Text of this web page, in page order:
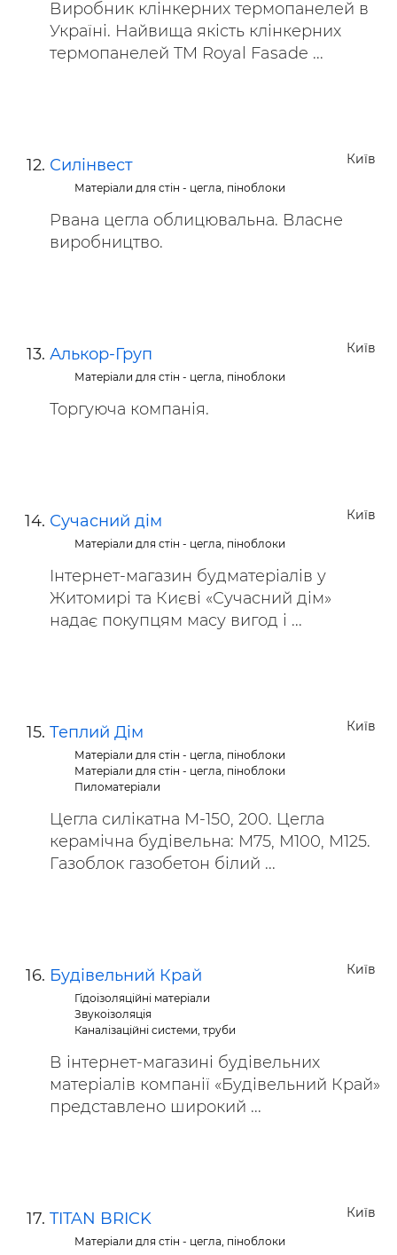
Виробник клінкерних термопанелей в
Україні. Найвища якість клінкерних
термопанелей TM Royal Fasade ...
Київ
Силінвест
Матеріали для стін - цегла, піноблоки
Рвана цегла облицювальна. Власне
виробництво.
Київ
Алькор-Груп
Матеріали для стін - цегла, піноблоки
Торгуюча компанія.
Київ
Сучасний дім
Матеріали для стін - цегла, піноблоки
Інтернет-магазин будматеріалів у
Житомирі та Києві «Сучасний дім»
надає покупцям масу вигод і ...
Київ
Теплий Дім
Матеріали для стін - цегла, піноблоки
Матеріали для стін - цегла, піноблоки
Пиломатеріали
Цегла силікатна М-150, 200. Цегла
керамічна будівельна: М75, М100, М125.
Газоблок газобетон білий ...
Київ
Будівельний Край
Гідоізоляційні матеріали
Звукоізоляція
Каналізаційні системи, труби
В інтернет-магазині будівельних
матеріалів компанії «Будівельний Край»
представлено широкий ...
Київ
TITAN BRICK
Матеріали для стін - цегла, піноблоки